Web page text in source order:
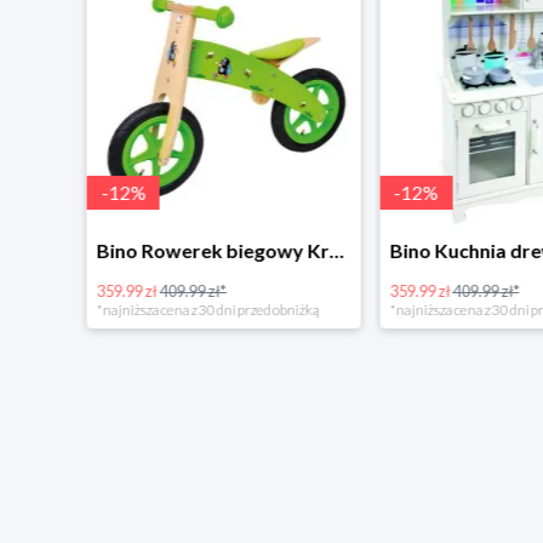
-12%
Bino Rowerek biegowy Krecik
359.99 zł409.99 zł*
*najniższa cena z 30 dni przed obniżką
-12%
359.99 zł409.99 zł*
*najniższa cena z 30 dni